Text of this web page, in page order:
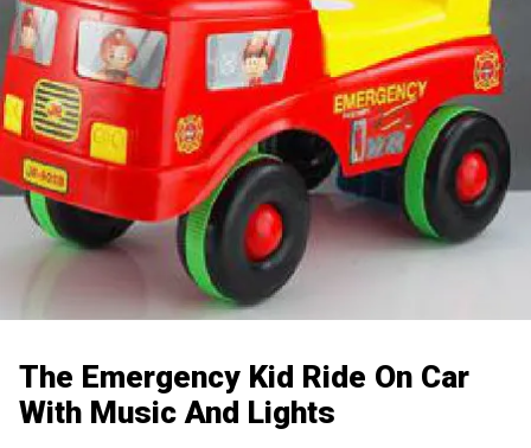
The Emergency Kid Ride On Car
With Music And Lights